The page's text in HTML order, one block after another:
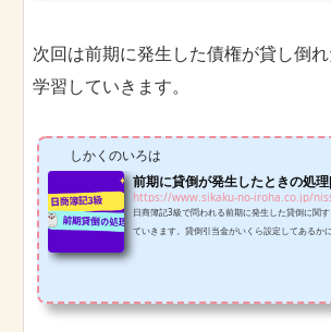
次回は前期に発生した債権が貸し倒
学習していきます。
しかくのいろは
前期に貸倒が発生したときの処
日商簿記3級で問われる前期に発生した貸倒に関す
ていきます。貸倒引当金がいくら設定してあるか